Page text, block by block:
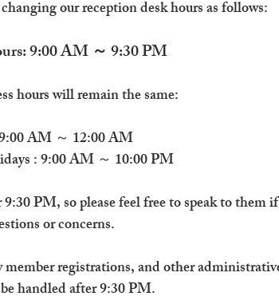
our reception desk hours as follows:
9:00 AM ～ 9:30 PM
hours will remain the same:
AM ～ 12:00 AM
: 9:00 AM ～ 10:00 PM
PM, so please feel free to speak to them
or concerns.
registrations, and other
handled after 9:30 PM.